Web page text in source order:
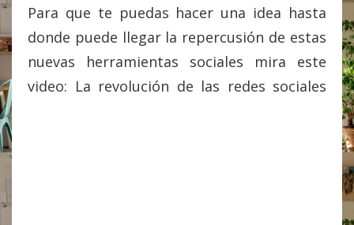
Para que te puedas hacer una idea hasta
donde puede llegar la repercusión de estas
nuevas herramientas sociales mira este
video: La revolución de las redes sociales